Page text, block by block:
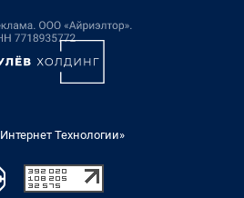
Технологии»